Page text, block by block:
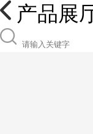
产品展